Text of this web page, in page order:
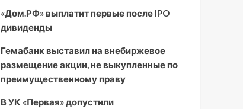
«Дом.РФ» выплатит первые после IPO
дивиденды
Гемабанк выставил на внебиржевое
размещение акции, не выкупленные по
преимущественному праву
В УК «Первая» допустили